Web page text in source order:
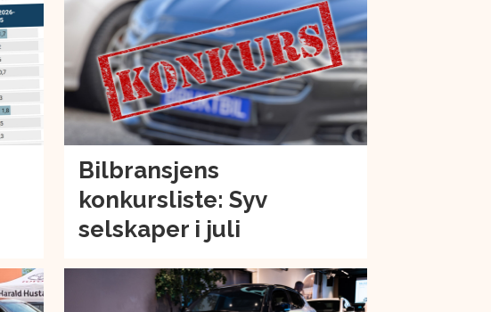
Bilbransjens
konkursliste: Syv
selskaper i juli